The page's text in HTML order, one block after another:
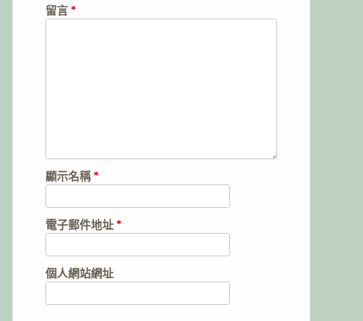
留言 *
顯示名稱*
電子郵件地址 *
個人網站網址